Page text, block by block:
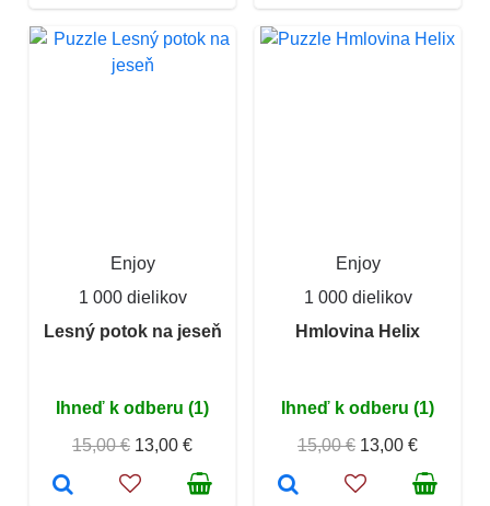
Enjoy
1 000 dielikov
Lesný potok na jeseň
Ihneď k odberu (1)
15,00 € 13,00 €
Enjoy
1 000 dielikov
Hmlovina Helix
Ihneď k odberu (1)
15,00 € 13,00 €